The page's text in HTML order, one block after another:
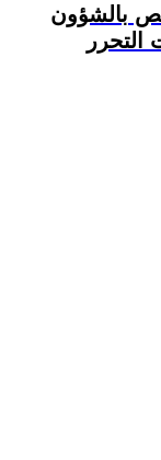
بالشؤون
التحرر